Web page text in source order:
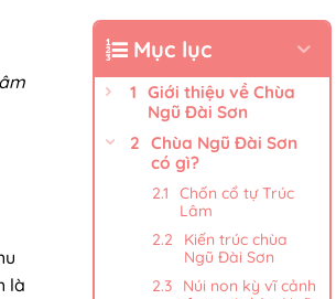
là
Mục lục
Giới thiệu về Chùa
Ngũ Đài Sơn
Chùa Ngũ Đài Sơn
có gì?
Chốn cổ tự Trúc
Lâm
Kiến trúc chùa
Ngũ Đài Sơn
Núi non kỳ vĩ cảnh